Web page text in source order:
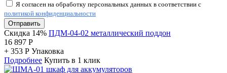
Я согласен на обработку персональных данных в соответствии с
политикой конфиденциальности
Отправить
Скидка 14% ПДМ-04-02 металлический поддон
16 897 Р
+ 353 Р Упаковка
Подробнее Купить в 1 клик